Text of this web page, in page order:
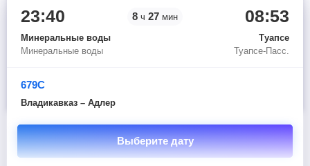
23:40
Минеральные воды
Минеральные воды
8 ч 27 мин 08:53
Туапсе
Туапсе-Пасс.
679С
Владикавказ – Адлер
Выберите дату